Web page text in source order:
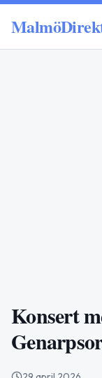
Konsert